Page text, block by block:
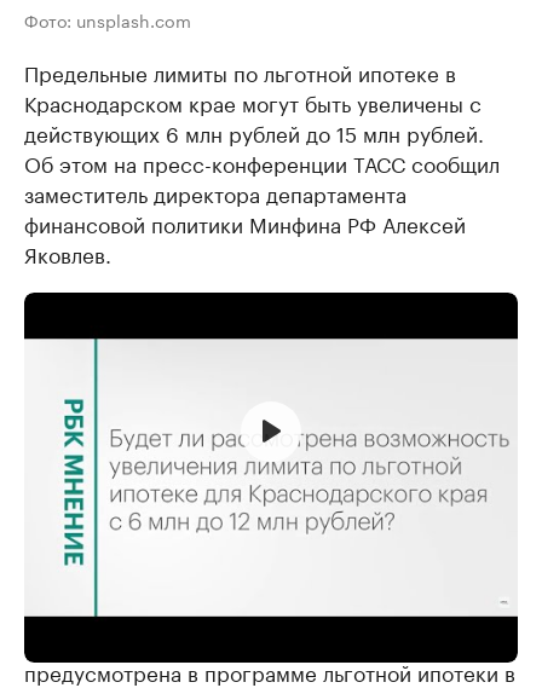
Фото: unsplash.com
Предельные лимиты по льготной ипотеке в
Краснодарском крае могут быть увеличены с
действующих 6 млн рублей до 15 млн рублей.
Об этом на пресс-конференции ТАСС сообщил
заместитель директора департамента
финансовой политики Минфина РФ Алексей
Яковлев.
предусмотрена в программе льготной ипотеки в